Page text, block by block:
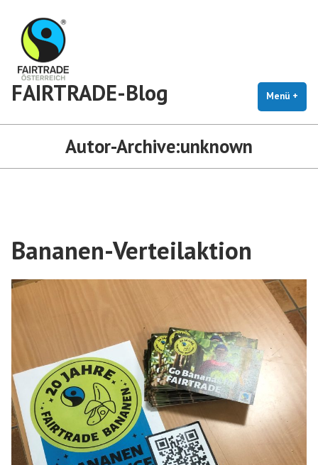
Inhalt
springen
FAIRTRADE-Blog Menü +
Autor-Archive:unknown
Bananen-Verteilaktion